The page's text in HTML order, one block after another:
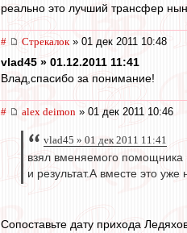
реально это лучший трансфер
# Стрекалок » 01 дек 2011 10:48
vlad45 » 01.12.2011 11:41
Влад,спасибо за понимание!
# alex deimon » 01 дек 2011 10:46
vlad45 » 01 дек 2011 11:41
взял вменяемого помощника
и результат.А вместе это
Сопоставьте дату прихода